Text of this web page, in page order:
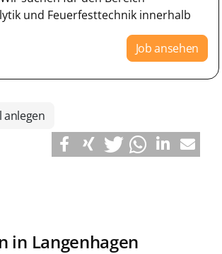
und Feuerfesttechnik innerhalb
Job ansehen
anlegen
in Langenhagen